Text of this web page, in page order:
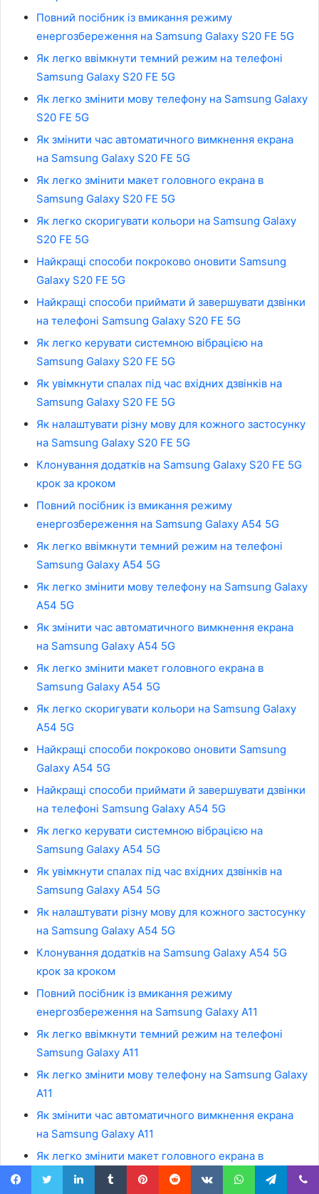
Повний посібник із вмикання режиму
енергозбереження на Samsung Galaxy S20 FE 5G
Як легко ввімкнути темний режим на телефоні
Samsung Galaxy S20 FE 5G
Як легко змінити мову телефону на Samsung Galaxy
S20 FE 5G
Як змінити час автоматичного вимкнення екрана
на Samsung Galaxy S20 FE 5G
Як легко змінити макет головного екрана в
Samsung Galaxy S20 FE 5G
Як легко скоригувати кольори на Samsung Galaxy
S20 FE 5G
Найкращі способи покроково оновити Samsung
Galaxy S20 FE 5G
Найкращі способи приймати й завершувати дзвінки
на телефоні Samsung Galaxy S20 FE 5G
Як легко керувати системною вібрацією на
Samsung Galaxy S20 FE 5G
Як увімкнути спалах під час вхідних дзвінків на
Samsung Galaxy S20 FE 5G
Як налаштувати різну мову для кожного застосунку
на Samsung Galaxy S20 FE 5G
Клонування додатків на Samsung Galaxy S20 FE 5G
крок за кроком
Повний посібник із вмикання режиму
енергозбереження на Samsung Galaxy A54 5G
Як легко ввімкнути темний режим на телефоні
Samsung Galaxy A54 5G
Як легко змінити мову телефону на Samsung Galaxy
A54 5G
Як змінити час автоматичного вимкнення екрана
на Samsung Galaxy A54 5G
Як легко змінити макет головного екрана в
Samsung Galaxy A54 5G
Як легко скоригувати кольори на Samsung Galaxy
A54 5G
Найкращі способи покроково оновити Samsung
Galaxy A54 5G
Найкращі способи приймати й завершувати дзвінки
на телефоні Samsung Galaxy A54 5G
Як легко керувати системною вібрацією на
Samsung Galaxy A54 5G
Як увімкнути спалах під час вхідних дзвінків на
Samsung Galaxy A54 5G
Як налаштувати різну мову для кожного застосунку
на Samsung Galaxy A54 5G
Клонування додатків на Samsung Galaxy A54 5G
крок за кроком
Повний посібник із вмикання режиму
енергозбереження на Samsung Galaxy A11
Як легко ввімкнути темний режим на телефоні
Samsung Galaxy A11
Як легко змінити мову телефону на Samsung Galaxy
A11
Як змінити час автоматичного вимкнення екрана
на Samsung Galaxy A11
Як легко змінити макет головного екрана в
Samsung Galaxy A11